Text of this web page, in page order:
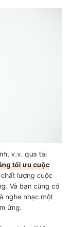
v.v. qua tai
tối ưu cuộc
lượng cuộc
Và bạn cũng có
nghe nhạc một
ứng.